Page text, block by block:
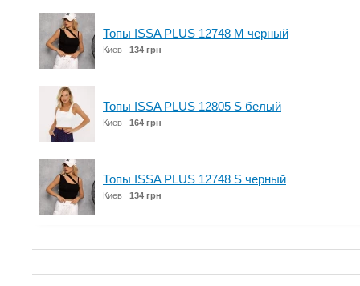
Топы ISSA PLUS 12748 M черный
Киев 134 грн
Топы ISSA PLUS 12805 S белый
Киев 164 грн
Топы ISSA PLUS 12748 S черный
Киев 134 грн